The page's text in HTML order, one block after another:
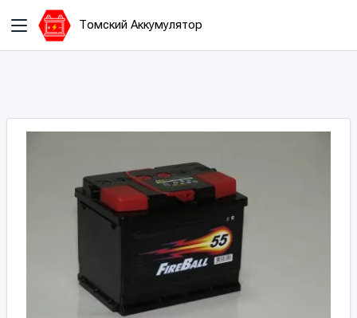
Томский Аккумулятор